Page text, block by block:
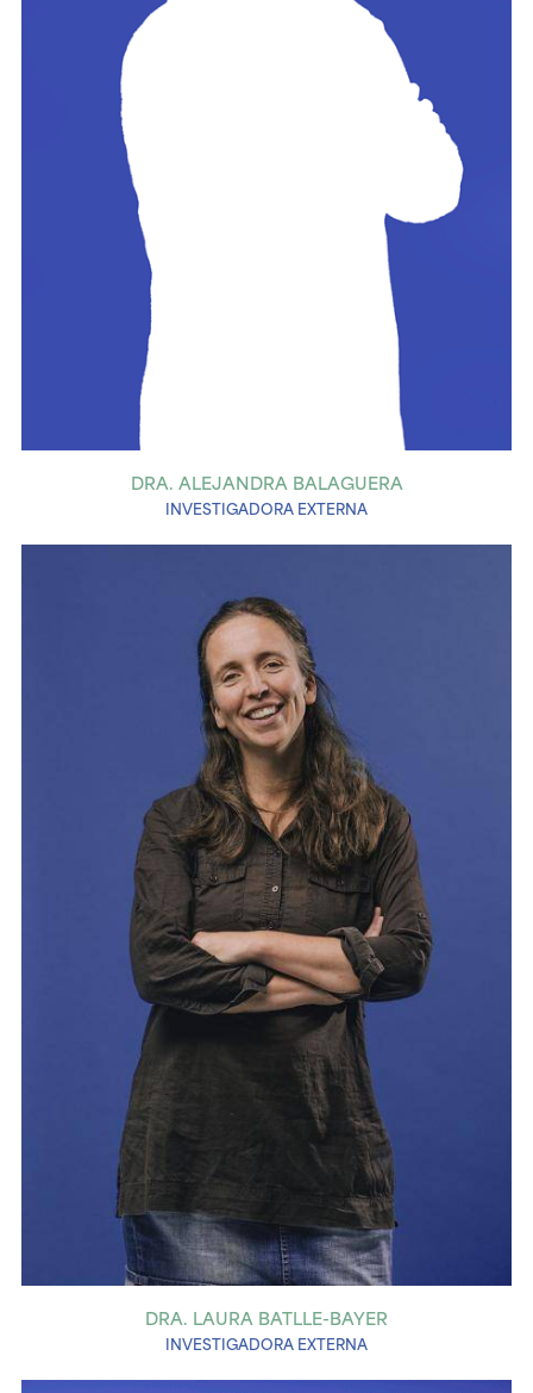
DRA. ALEJANDRA BALAGUERA
INVESTIGADORA EXTERNA
DRA. LAURA BATLLE-BAYER
INVESTIGADORA EXTERNA